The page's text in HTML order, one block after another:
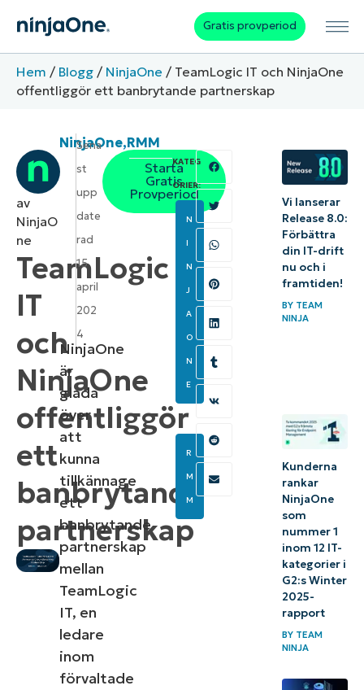
Gratis provperiod
Hem / Blogg / NinjaOne / TeamLogic IT och NinjaOne
offentliggör ett banbrytande partnerskap
TeamLogic
IT
och
NinjaOne
offentliggör
ett
banbrytande
partnerskap
av
NinjaO
ne
NinjaOne,RMM
Sena
st
upp
date
rad
15
april
202
4
NinjaOne
är
glada
över
att
kunna
tillkännage
ett
banbrytande
partnerskap
mellan
TeamLogic
IT, en
ledare
inom
förvaltade
Starta
Gratis
Provperiod
KATEG
ORIER:
N
I
N
J
A
O
N
E
,
R
M
M
Vi lanserar
Release 8.0:
Förbättra
din IT-drift
nu och i
framtiden!
BYTEAM
NINJA
Kunderna
rankar
NinjaOne
som
nummer 1
inom 12 IT-
kategorier i
G2:s Winter
2025-
rapport
BYTEAM
NINJA